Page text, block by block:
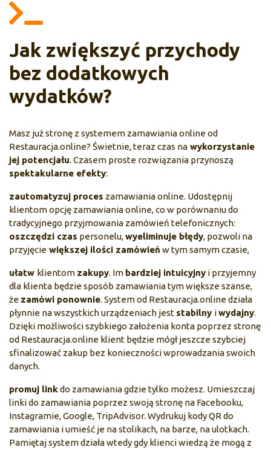
Jak zwiększyć przychody
bez dodatkowych
wydatków?
Masz już stronę z systemem zamawiania online od
Restauracja.online? Świetnie, teraz czas na wykorzystanie
jej potencjału. Czasem proste rozwiązania przynoszą
spektakularne efekty:
zautomatyzuj proces zamawiania online. Udostępnij
klientom opcję zamawiania online, co w porównaniu do
tradycyjnego przyjmowania zamówień telefonicznych:
oszczędzi czas personelu,wyeliminuje błędy, pozwoli na
przyjęcie większej ilości zamówień w tym samym czasie,
ułatw klientom zakupy. Im bardziej intuicyjny i przyjemny
dla klienta będzie sposób zamawiania tym większe szanse,
że zamówi ponownie. System od Restauracja.online działa
płynnie na wszystkich urządzeniach jest stabilny iwydajny.
Dzięki możliwości szybkiego założenia konta poprzez stronę
od Restauracja.online klient będzie mógł jeszcze szybciej
sfinalizować zakup bez konieczności wprowadzania swoich
danych.
promuj linkdo zamawiania gdzie tylko możesz. Umieszczaj
linki do zamawiania poprzez swoją stronę na Facebooku,
Instagramie, Google, TripAdvisor. Wydrukuj kody QR do
zamawiania i umieść je na stolikach, na barze, na ulotkach.
Pamiętaj system działa wtedy gdy klienci wiedzą że mogą z